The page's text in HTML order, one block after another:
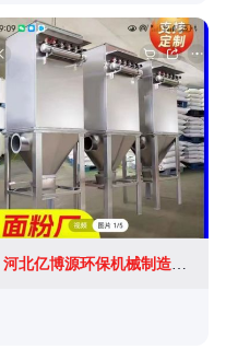
河北亿博源环保机械制造有限公司